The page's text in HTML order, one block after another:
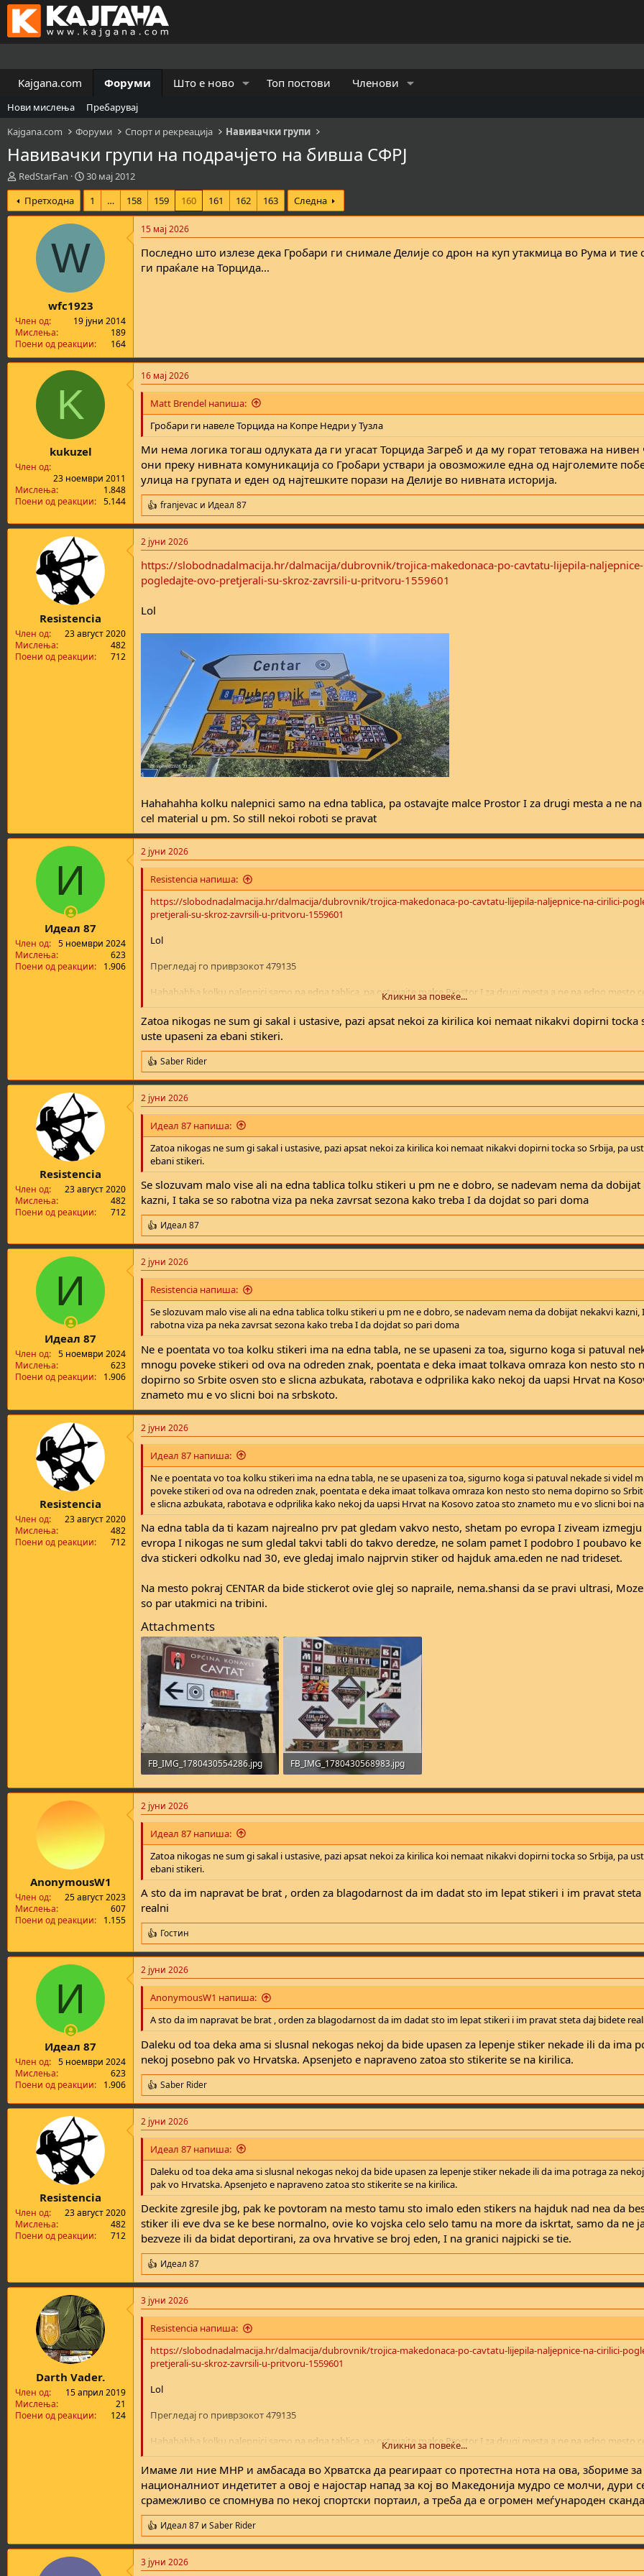
Kajgana.com Форуми Што е ново Топ постови Членови
Нови мислења
Пребарувај
Kajgana.com
Форуми Спорт и рекреација Навивачки групи
Навивачки групи на подрачјето на бивша СФРЈ
К
р
е
а
м
а
т
а
RedStarFan
В
р
м
е
а
п
о
ч
н
у
в
њ
30 мај 2012
Претходна
1 … 158 159 160 161 162 163 Следна
W
wfc1923
Член од
19 јуни 2014
Мислења
189
Поени од реакции
164
15 мај 2026
Последно што излезе дека Гробари ги снимале Делије со дрон на куп утакмица во Рума и
ги праќале на Торцида...
K
kukuzel
Член од
23 ноември 2011
Мислења
1.848
Поени од реакции
5.144
16 мај 2026
Matt Brendel напиша:
Гробари ги навеле Торцида на Копре Недри у Тузла
Ми нема логика тогаш одлуката да ги угасат Торцида Загреб и да му горат тетоважа на нивен
они преку нивната комуникација со Гробари уствари ја овозможиле една од најголемите
улица на групата и еден од најтешките порази на Делије во нивната историја.
R
e
a
c
i
o
:
franjevac и Идеал 87
Resistencia
Член од
23 август 2020
Мислења
482
Поени од реакции
712
2 јуни 2026
https://slobodnadalmacija.hr/dalmacija/dubrovnik/trojica-makedonaca-po-cavtatu-lijepila-
pogledajte-ovo-pretjerali-su-skroz-zavrsili-u-pritvoru-1559601
Lol
Hahahahha kolku nalepnici samo na edna tablica, pa ostavajte malce Prostor I za drugi mesta a ne
cel material u pm. So still nekoi roboti se pravat
И
Идеал 87
Член од
5 ноември 2024
Мислења
623
Поени од реакции
1.906
2 јуни 2026
Resistencia напиша:
https://slobodnadalmacija.hr/dalmacija/dubrovnik/trojica-makedonaca-po-cavtatu-lijepila-naljepnice-na-cirilici-
pretjerali-su-skroz-zavrsili-u-pritvoru-1559601
Lol
Прегледај го приврзокот 479135
Hahahahha kolku nalepnici samo na edna tablica, pa ostavajte malce Prostor I za drugi mesta a ne na edno mesto
pm. So still nekoi roboti se pravat
Кликни за повеќе...
Zatoa nikogas ne sum gi sakal i ustasive, pazi apsat nekoi za kirilica koi nemaat nikakvi dopirni tocka
uste upaseni za ebani stikeri.
R
e
a
c
t
o
n
:
Saber Rider
Resistencia
Член од
23 август 2020
Мислења
482
Поени од реакции
712
2 јуни 2026
Идеал 87 напиша:
Zatoa nikogas ne sum gi sakal i ustasive, pazi apsat nekoi za kirilica koi nemaat nikakvi dopirni tocka so Srbija, pa
ebani stikeri.
Se slozuvam malo vise ali na edna tablica tolku stikeri u pm ne e dobro, se nadevam nema da dobijat
kazni, I taka se so rabotna viza pa neka zavrsat sezona kako treba I da dojdat so pari doma
R
e
a
c
t
o
n
:
Идеал 87
И
Идеал 87
Член од
5 ноември 2024
Мислења
623
Поени од реакции
1.906
2 јуни 2026
Resistencia напиша:
Se slozuvam malo vise ali na edna tablica tolku stikeri u pm ne e dobro, se nadevam nema da dobijat nekakvi kazni,
rabotna viza pa neka zavrsat sezona kako treba I da dojdat so pari doma
Ne e poentata vo toa kolku stikeri ima na edna tabla, ne se upaseni za toa, sigurno koga si patuval
mnogu poveke stikeri od ova na odreden znak, poentata e deka imaat tolkava omraza kon nesto sto
dopirno so Srbite osven sto e slicna azbukata, rabotava e odprilika kako nekoj da uapsi Hrvat na
znameto mu e vo slicni boi na srbskoto.
Resistencia
Член од
23 август 2020
Мислења
482
Поени од реакции
712
2 јуни 2026
Идеал 87 напиша:
Ne e poentata vo toa kolku stikeri ima na edna tabla, ne se upaseni za toa, sigurno koga si patuval nekade si videl
poveke stikeri od ova na odreden znak, poentata e deka imaat tolkava omraza kon nesto sto nema dopirno so
e slicna azbukata, rabotava e odprilika kako nekoj da uapsi Hrvat na Kosovo zatoa sto znameto mu e vo slicni boi
Na edna tabla da ti kazam najrealno prv pat gledam vakvo nesto, shetam po evropa I ziveam
evropa I nikogas ne sum gledal takvi tabli do takvo deredze, ne solam pamet I podobro I poubavo ke
dva stickeri odkolku nad 30, eve gledaj imalo najprvin stiker od hajduk ama.eden ne nad trideset.
Na mesto pokraj CENTAR da bide stickerot ovie glej so napraile, nema.shansi da se pravi ultrasi,
so par utakmici na tribini.
Attachments
FB_IMG_1780430554286.jpg
455,3 KB · Прегледи: 51
FB_IMG_1780430568983.jpg
189,9 KB · Прегледи: 50
AnonymousW1
Член од
25 август 2023
Мислења
607
Поени од реакции
1.155
2 јуни 2026
Идеал 87 напиша:
Zatoa nikogas ne sum gi sakal i ustasive, pazi apsat nekoi za kirilica koi nemaat nikakvi dopirni tocka so Srbija, pa
ebani stikeri.
A sto da im napravat be brat , orden za blagodarnost da im dadat sto im lepat stikeri i im pravat
realni
R
e
a
c
t
o
s
:
Гостин
И
Идеал 87
Член од
5 ноември 2024
Мислења
623
Поени од реакции
1.906
2 јуни 2026
AnonymousW1 напиша:
A sto da im napravat be brat , orden za blagodarnost da im dadat sto im lepat stikeri i im pravat steta daj bidete
Daleku od toa deka ama si slusnal nekogas nekoj da bide upasen za lepenje stiker nekade ili da ima
nekoj posebno pak vo Hrvatska. Apsenjeto e napraveno zatoa sto stikerite se na kirilica.
R
e
a
c
t
o
:
Saber Rider
Resistencia
Член од
23 август 2020
Мислења
482
Поени од реакции
712
2 јуни 2026
Идеал 87 напиша:
Daleku od toa deka ama si slusnal nekogas nekoj da bide upasen za lepenje stiker nekade ili da ima potraga za
pak vo Hrvatska. Apsenjeto e napraveno zatoa sto stikerite se na kirilica.
Deckite zgresile jbg, pak ke povtoram na mesto tamu sto imalo eden stikers na hajduk nad nea da
stiker ili eve dva se ke bese normalno, ovie ko vojska celo selo tamu na more da iskrtat, samo da ne
bezveze ili da bidat deportirani, za ova hrvative se broj eden, I na granici najpicki se tie.
R
e
a
c
t
o
Идеал 87
Darth Vader.
Член од
15 април 2019
Мислења
21
Поени од реакции
124
3 јуни 2026
Resistencia напиша:
https://slobodnadalmacija.hr/dalmacija/dubrovnik/trojica-makedonaca-po-cavtatu-lijepila-naljepnice-na-cirilici-
pretjerali-su-skroz-zavrsili-u-pritvoru-1559601
Lol
Прегледај го приврзокот 479135
Hahahahha kolku nalepnici samo na edna tablica, pa ostavajte malce Prostor I za drugi mesta a ne na edno mesto
pm. So still nekoi roboti se pravat
Кликни за повеќе...
Имаме ли ние МНР и амбасада во Хрватска да реагираат со протестна нота на ова, збориме
националниот индетитет а овој е најостар напад за кој во Македонија мудро се молчи, дури
срамежливо се спомнува по некој спортски портаил, а треба да е огромен меѓународен
R
e
a
c
Идеал 87 и Saber Rider
3 јуни 2026